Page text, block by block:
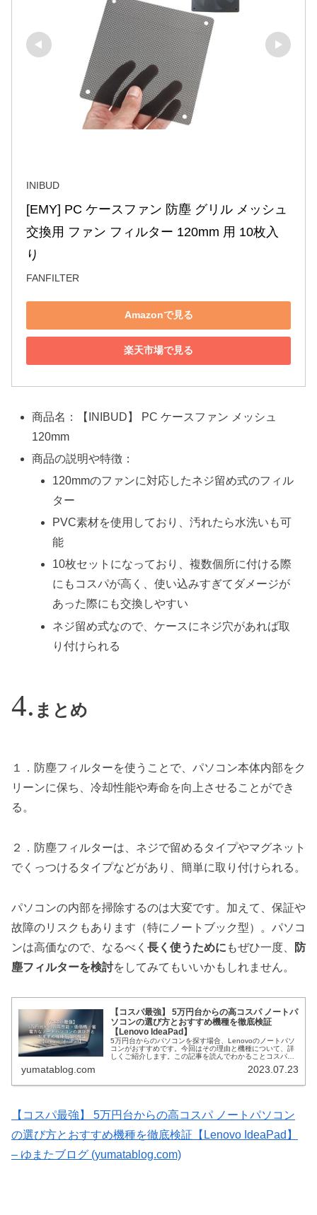
INIBUD
[EMY] PC ケースファン 防塵 グリル メッシュ
交換用 ファン フィルター 120mm 用 10枚入
り
FANFILTER
Amazonで見る
楽天市場で見る
商品名：【INIBUD】 PC ケースファン メッシュ
120mm
商品の説明や特徴：
120mmのファンに対応したネジ留め式のフィル
ター
PVC素材を使用しており、汚れたら水洗いも可
能
10枚セットになっており、複数個所に付ける際
にもコスパが高く、使い込みすぎてダメージが
あった際にも交換しやすい
ネジ留め式なので、ケースにネジ穴があれば取
り付けられる
まとめ
１．防塵フィルターを使うことで、パソコン本体内部をク
リーンに保ち、冷却性能や寿命を向上させることができ
る。
２．防塵フィルターは、ネジで留めるタイプやマグネット
でくっつけるタイプなどがあり、簡単に取り付けられる。
パソコンの内部を掃除するのは大変です。加えて、保証や
故障のリスクもあります（特にノートブック型）。パソコ
ンは高価なので、なるべく 長く使うために もぜひ一度、
防
塵フィルターを検討をしてみてもいいかもしれません。
【コスパ最強】 5万円台からの高コスパ ノートパ
ソコンの選び方とおすすめ機種を徹底検証
【Lenovo IdeaPad】
5万円台からのパソコンを探す場合、Lenovoのノートパソ
コンがおすすめです。今回はその理由と機種について、詳
しくご紹介します。この記事を読んでわかることコスパ最
yumatablog.com 2023.07.23
【コスパ最強】 5万円台からの高コスパ ノートパソコン
の選び方とおすすめ機種を徹底検証【Lenovo IdeaPad】
– ゆまたブログ (yumatablog.com)